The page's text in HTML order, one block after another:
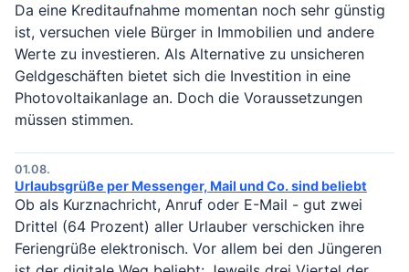
Da eine Kreditaufnahme momentan noch sehr günstig
ist, versuchen viele Bürger in Immobilien und andere
Werte zu investieren. Als Alternative zu unsicheren
Geldgeschäften bietet sich die Investition in eine
Photovoltaikanlage an. Doch die Voraussetzungen
müssen stimmen.
01.08.
Urlaubsgrüße per Messenger, Mail und Co. sind beliebt
Ob als Kurznachricht, Anruf oder E-Mail - gut zwei
Drittel (64 Prozent) aller Urlauber verschicken ihre
Feriengrüße elektronisch. Vor allem bei den Jüngeren